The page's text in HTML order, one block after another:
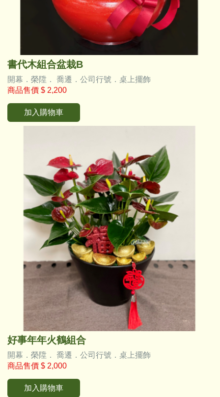
書代木組合盆栽B
開幕．榮陞． 喬遷．公司行號．桌上擺飾
商品售價 $ 2,200
加入購物車
好事年年火鶴組合
開幕．榮陞． 喬遷．公司行號．桌上擺飾
商品售價 $ 2,000
加入購物車